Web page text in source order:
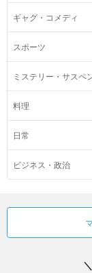
ギャグ・コメディ
スポーツ
ミステリー・サスペ
料理
日常
ビジネス・政治